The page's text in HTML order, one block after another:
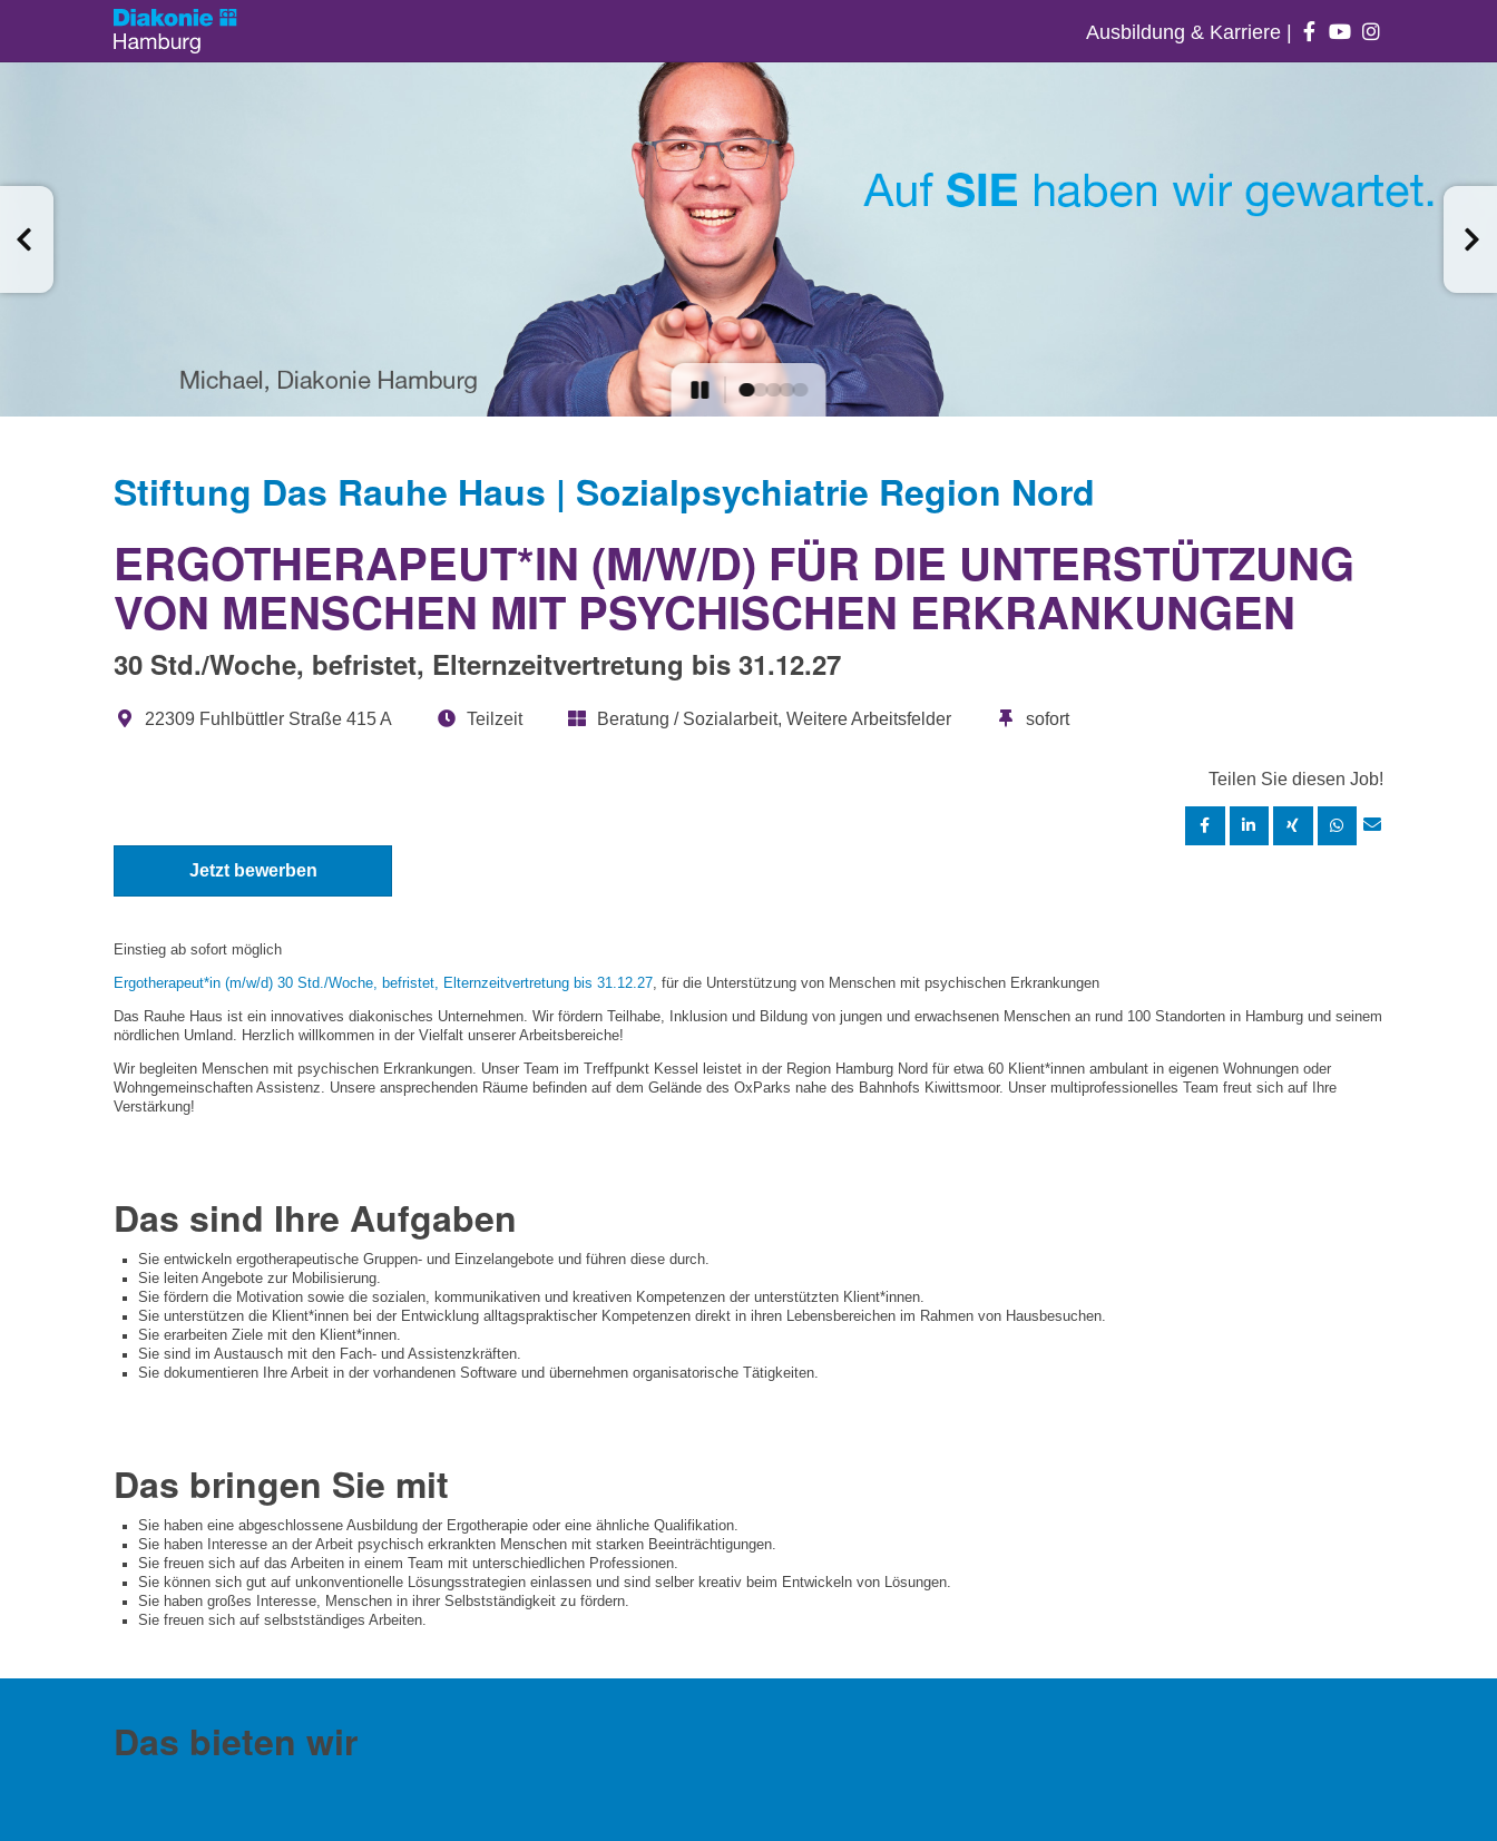
Ausbildung & Karriere |
Stiftung Das Rauhe Haus | Sozialpsychiatrie Region Nord
ERGOTHERAPEUT*IN (M/W/D) FÜR DIE UNTERSTÜTZUNG
VON MENSCHEN MIT PSYCHISCHEN ERKRANKUNGEN
30 Std./Woche, befristet, Elternzeitvertretung bis 31.12.27
22309 Fuhlbüttler Straße 415 A Teilzeit Beratung / Sozialarbeit, Weitere Arbeitsfelder sofort
Teilen Sie diesen Job!
Jetzt bewerben
Einstieg ab sofort möglich
Ergotherapeut*in (m/w/d) 30 Std./Woche, befristet, Elternzeitvertretung bis 31.12.27, für die Unterstützung von Menschen mit psychischen Erkrankungen
Das Rauhe Haus ist ein innovatives diakonisches Unternehmen. Wir fördern Teilhabe, Inklusion und Bildung von jungen und erwachsenen Menschen an rund 100 Standorten in Hamburg und seinem
nördlichen Umland. Herzlich willkommen in der Vielfalt unserer Arbeitsbereiche!
Wir begleiten Menschen mit psychischen Erkrankungen. Unser Team im Treffpunkt Kessel leistet in der Region Hamburg Nord für etwa 60 Klient*innen ambulant in eigenen Wohnungen oder
Wohngemeinschaften Assistenz. Unsere ansprechenden Räume befinden auf dem Gelände des OxParks nahe des Bahnhofs Kiwittsmoor. Unser multiprofessionelles Team freut sich auf Ihre
Verstärkung!
Das sind Ihre Aufgaben
Sie entwickeln ergotherapeutische Gruppen- und Einzelangebote und führen diese durch.
Sie leiten Angebote zur Mobilisierung.
Sie fördern die Motivation sowie die sozialen, kommunikativen und kreativen Kompetenzen der unterstützten Klient*innen.
Sie unterstützen die Klient*innen bei der Entwicklung alltagspraktischer Kompetenzen direkt in ihren Lebensbereichen im Rahmen von Hausbesuchen.
Sie erarbeiten Ziele mit den Klient*innen.
Sie sind im Austausch mit den Fach- und Assistenzkräften.
Sie dokumentieren Ihre Arbeit in der vorhandenen Software und übernehmen organisatorische Tätigkeiten.
Das bringen Sie mit
Sie haben eine abgeschlossene Ausbildung der Ergotherapie oder eine ähnliche Qualifikation.
Sie haben Interesse an der Arbeit psychisch erkrankten Menschen mit starken Beeinträchtigungen.
Sie freuen sich auf das Arbeiten in einem Team mit unterschiedlichen Professionen.
Sie können sich gut auf unkonventionelle Lösungsstrategien einlassen und sind selber kreativ beim Entwickeln von Lösungen.
Sie haben großes Interesse, Menschen in ihrer Selbstständigkeit zu fördern.
Sie freuen sich auf selbstständiges Arbeiten.
Das bieten wir